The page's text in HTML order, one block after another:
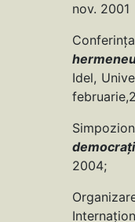
nov. 2001
Idel,
2004;